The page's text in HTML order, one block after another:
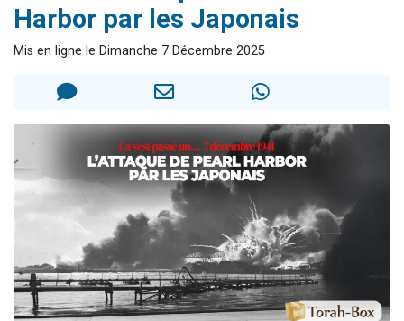
2 nouvelles musiques dans Torah-Box Music
4 personnes viennent de nous rejoindre sur WhatsApp
Harbor par les Japonais
Mis en ligne le Dimanche 7 Décembre 2025